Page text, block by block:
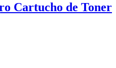
Cartucho de Toner